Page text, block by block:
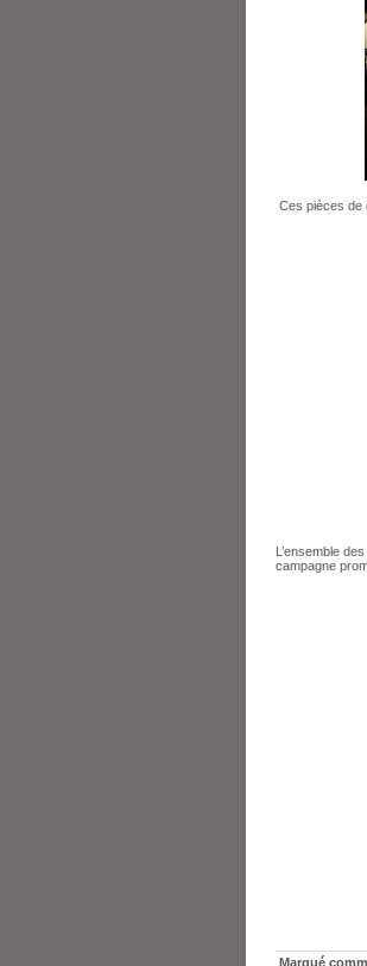
Ces pièces de
L’ensemble
campagne
Marqué